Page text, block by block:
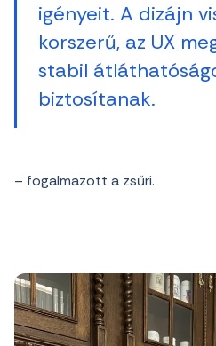
igényeit. A dizájn
korszerű, az UX
stabil
biztosítanak.
– fogalmazott a zsűri.